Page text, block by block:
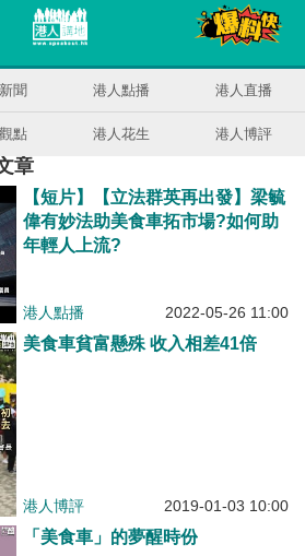
聞 港人點播 港人直播
點 港人花生 港人博評
章
【短片】【立法群英再出發】梁毓
偉有妙法助美食車拓市場?如何助
年輕人上流?
港人點播 2022-05-26 11:00
美食車貧富懸殊 收入相差41倍
港人博評 2019-01-03 10:00
「美食車」的夢醒時份